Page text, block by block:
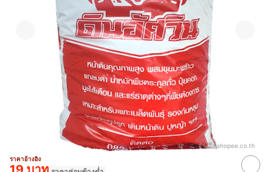
อ้างอิง:shopee.co.th
ราคาอ้างอิง